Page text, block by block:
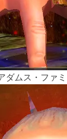
ダムス・ファ